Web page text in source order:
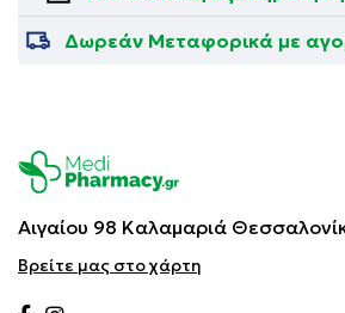
Δωρεάν Μεταφορικά με
Αιγαίου 98 Καλαμαριά
Βρείτε μας στο χάρτη